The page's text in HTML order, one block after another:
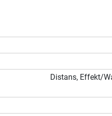
Distans, Effekt/